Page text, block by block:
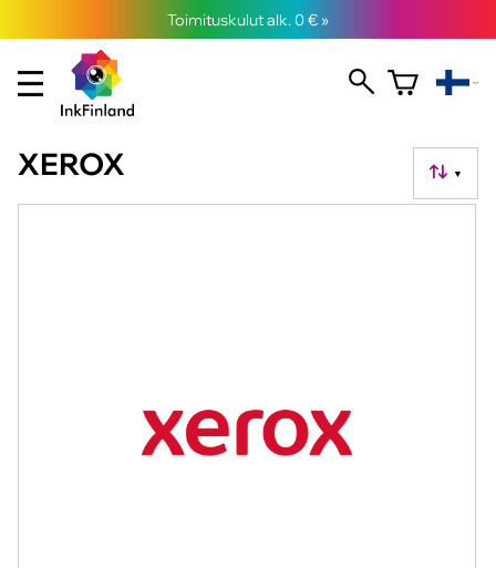
Toimituskulut alk. 0 € »
▼
XEROX